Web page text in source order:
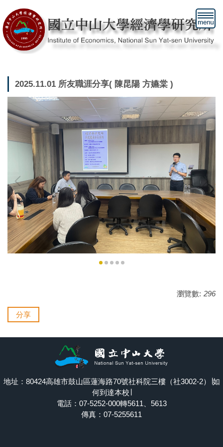
到
主
要
2025.11.01 所友職涯分享( 陳昆陽 方嬿棠 )
瀏覽數: 296
分享
地址：80424高雄市鼓山區蓮海路70號社科院三樓（社3002-2）∣ 如
何到達本校
電話：07-5252-000轉5611、5613
傳真：07-5255611